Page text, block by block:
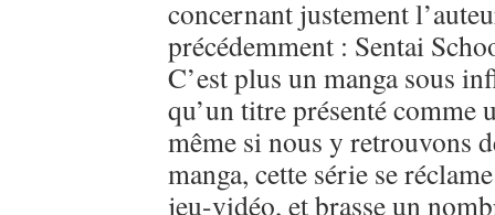
concernant justement
précédemment : Sentai
C’est plus un manga sous
qu’un titre présenté comme
même si nous y retrouvons
manga, cette série se
jeu-vidéo, et brasse un